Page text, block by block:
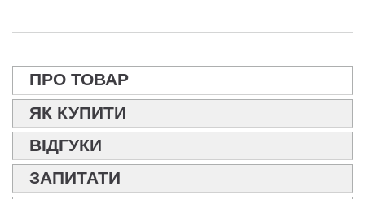
ПРО ТОВАР
ЯК КУПИТИ
ВІДГУКИ
ЗАПИТАТИ